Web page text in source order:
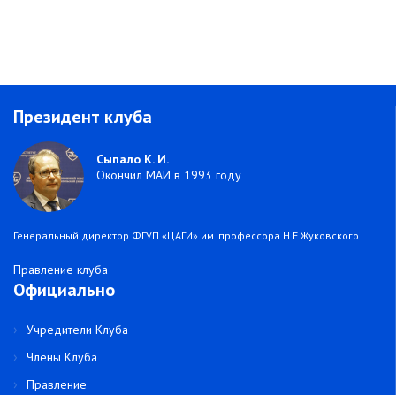
Президент клуба
Сыпало К. И.
Окончил МАИ в 1993 году
Генеральный директор ФГУП «ЦАГИ» им. профессора Н.Е.Жуковского
Правление клуба
Официально
Учредители Клуба
Члены Клуба
Правление